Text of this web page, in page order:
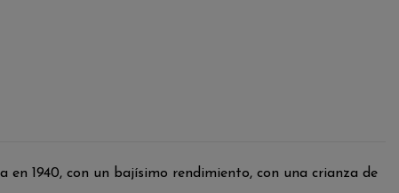
1940, con un bajísimo rendimiento, con una crianza de